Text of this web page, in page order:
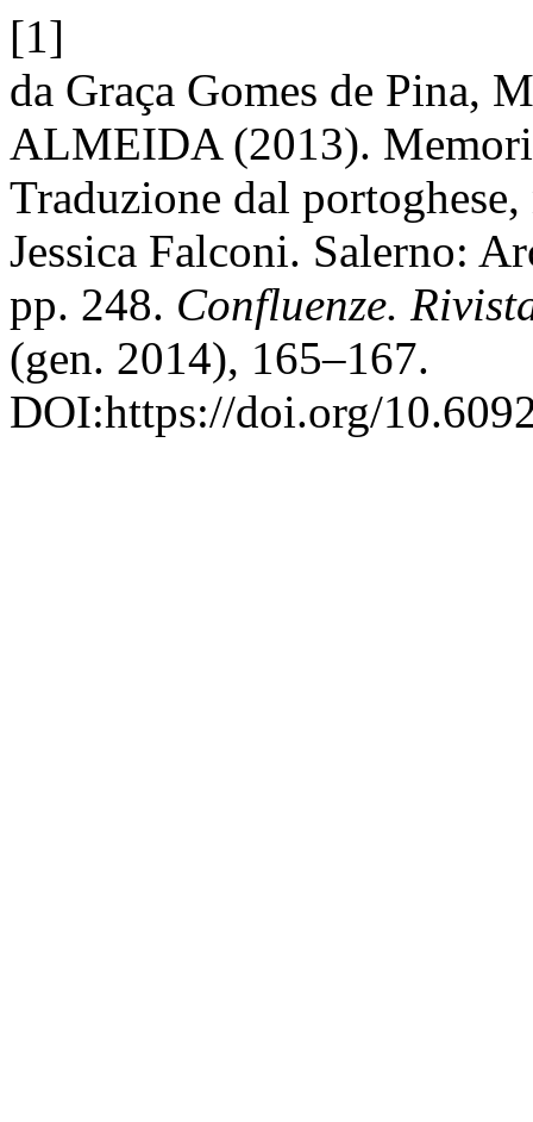
[1]
da Graça Gomes de Pina,
ALMEIDA (2013).
Traduzione dal
Jessica Falconi. Salerno:
pp. 248. Confluenze.
(gen. 2014), 165–167.
DOI:https://doi.org/